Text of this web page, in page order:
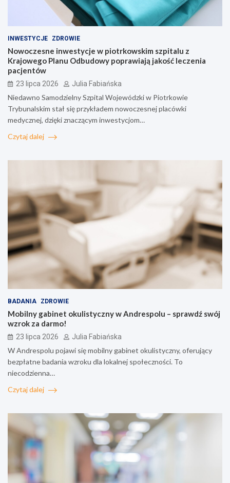
INWESTYCJE ZDROWIE
Nowoczesne inwestycje w piotrkowskim szpitalu z
Krajowego Planu Odbudowy poprawiają jakość leczenia
pacjentów
23 lipca 2026 Julia Fabiańska
Niedawno Samodzielny Szpital Wojewódzki w Piotrkowie
Trybunalskim stał się przykładem nowoczesnej placówki
medycznej, dzięki znaczącym inwestycjom…
Czytaj dalej
BADANIA ZDROWIE
Mobilny gabinet okulistyczny w Andrespolu – sprawdź swój
wzrok za darmo!
23 lipca 2026 Julia Fabiańska
W Andrespolu pojawi się mobilny gabinet okulistyczny, oferujący
bezpłatne badania wzroku dla lokalnej społeczności. To
niecodzienna…
Czytaj dalej